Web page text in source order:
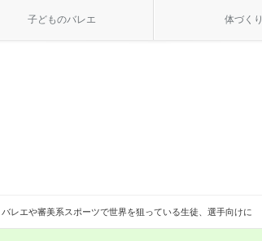
子どものバレエ 体づくり
バレエや審美系スポーツで世界を狙っている生徒、選手向けに